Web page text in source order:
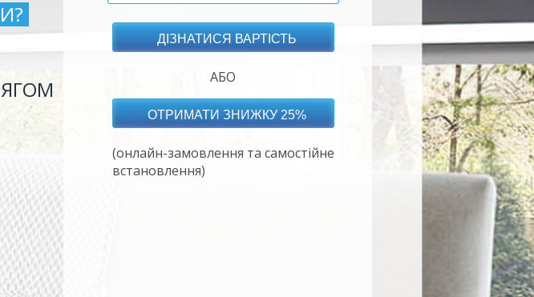
АБО
(онлайн-замовлення та самостійне
встановлення)